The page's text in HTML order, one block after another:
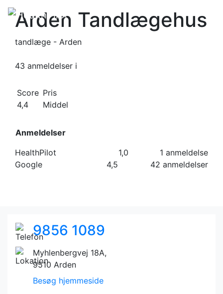
Arden Tandlægehus
tandlæge - Arden
43 anmeldelser i
Score
4,4
Pris
Middel
Anmeldelser
HealthPilot
1,0
1 anmeldelse
Google
4,5 42 anmeldelser
9856 1089
Myhlenbergvej 18A,
9510 Arden
Besøg hjemmeside